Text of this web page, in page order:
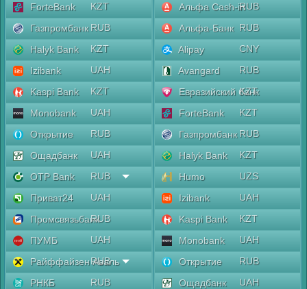
ForteBank
KZT
Газпромбанк RUB
Halyk Bank
KZT
Izibank
UAH
Kaspi Bank
KZT
Monobank
UAH
Открытие
RUB
Ощадбанк
UAH
OTP Bank
RUB
Приват24
UAH
ПромсвязьбанкRUB
ПУМБ
UAH
Райффайзен Аваль
RUB
РНКБ
RUB
Альфа Cash-inRUB
Альфа-Банк RUB
Alipay
CNY
Avangard
RUB
Евразийский банк
KZT
ForteBank
KZT
Газпромбанк RUB
Halyk Bank
KZT
Humo
UZS
Izibank
UAH
Kaspi Bank
KZT
Monobank
UAH
Открытие
RUB
Ощадбанк
UAH